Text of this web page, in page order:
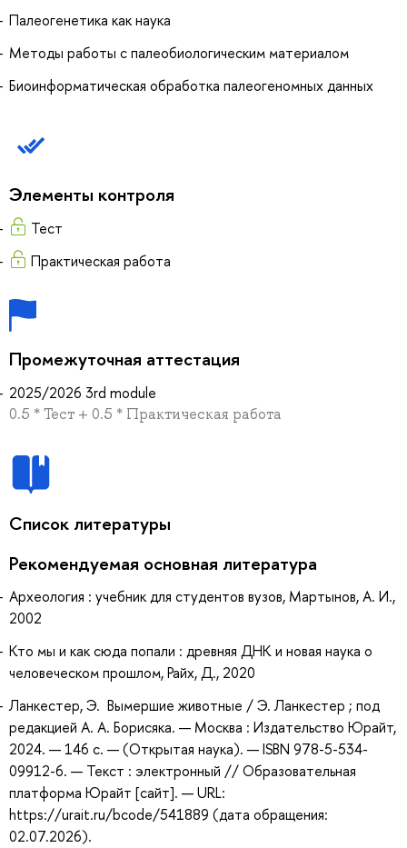
Палеогенетика как наука
Методы работы с палеобиологическим материалом
Биоинформатическая обработка палеогеномных данных
Элементы контроля
Тест
Практическая работа
Промежуточная аттестация
2025/2026 3rd module
0.5 * Тест + 0.5 * Практическая работа
Список литературы
Рекомендуемая основная литература
Археология : учебник для студентов вузов, Мартынов, А. И.,
2002
Кто мы и как сюда попали : древняя ДНК и новая наука о
человеческом прошлом, Райх, Д., 2020
Ланкестер, Э. Вымершие животные / Э. Ланкестер ; под
редакцией А. А. Борисяка. — Москва : Издательство Юрайт,
2024. — 146 с. — (Открытая наука). — ISBN 978-5-534-
09912-6. — Текст : электронный // Образовательная
платформа Юрайт [сайт]. — URL:
https://urait.ru/bcode/541889 (дата обращения:
02.07.2026).